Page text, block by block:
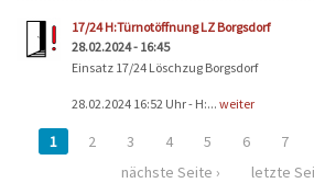
17/24 H:Türnotöffnung LZ Borgsdorf
28.02.2024 - 16:45
Einsatz 17/24 Löschzug Borgsdorf
28.02.2024 16:52 Uhr - H:... weiter
1 2 3 4 5 6 7
nächste Seite ›
letzte